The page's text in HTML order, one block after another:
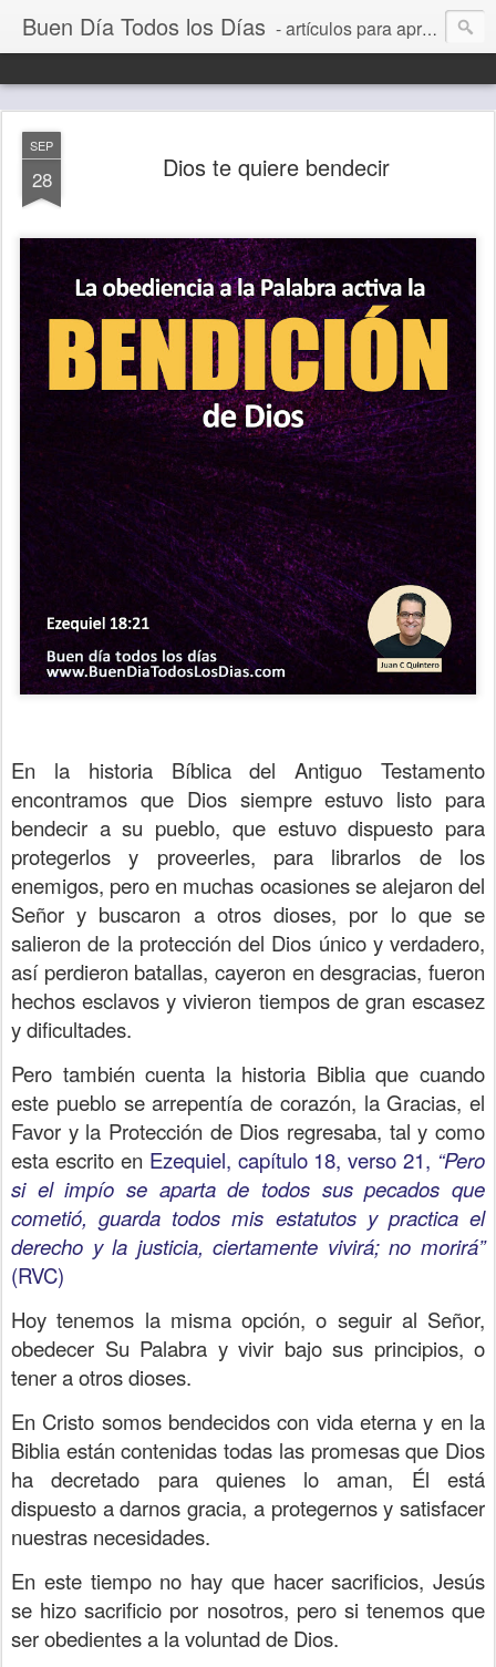
Buen Día Todos los Días - artículos para aprender a vivir mejor, un día a la vez. Por Juan C Quintero
SEP
28 Dios te quiere bendecir
En la historia Bíblica del Antiguo Testamento
encontramos que Dios siempre estuvo listo para
bendecir a su pueblo, que estuvo dispuesto para
protegerlos y proveerles, para librarlos de los
enemigos, pero en muchas ocasiones se alejaron del
Señor y buscaron a otros dioses, por lo que se
salieron de la protección del Dios único y verdadero,
así perdieron batallas, cayeron en desgracias, fueron
hechos esclavos y vivieron tiempos de gran escasez
y dificultades.
Pero también cuenta la historia Biblia que cuando
este pueblo se arrepentía de corazón, la Gracias, el
Favor y la Protección de Dios regresaba, tal y como
esta escrito en Ezequiel, capítulo 18, verso 21, “Pero
si el impío se aparta de todos sus pecados que
cometió, guarda todos mis estatutos y practica el
derecho y la justicia, ciertamente vivirá; no morirá”
(RVC)
Hoy tenemos la misma opción, o seguir al Señor,
obedecer Su Palabra y vivir bajo sus principios, o
tener a otros dioses.
En Cristo somos bendecidos con vida eterna y en la
Biblia están contenidas todas las promesas que Dios
ha decretado para quienes lo aman, Él está
dispuesto a darnos gracia, a protegernos y satisfacer
nuestras necesidades.
En este tiempo no hay que hacer sacrificios, Jesús
se hizo sacrificio por nosotros, pero si tenemos que
ser obedientes a la voluntad de Dios.